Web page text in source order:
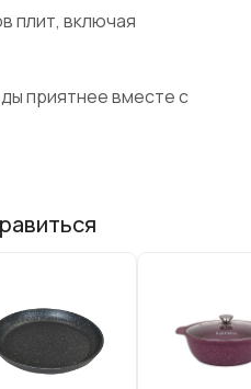
плит, включая
приятнее вместе с